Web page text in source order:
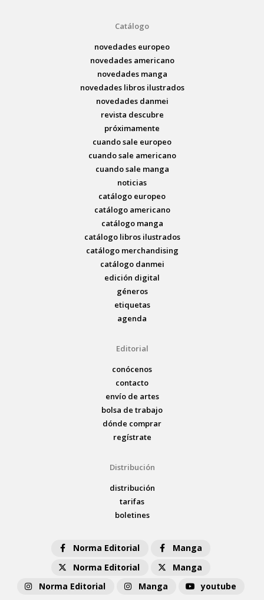
Catálogo
novedades europeo
novedades americano
novedades manga
novedades libros ilustrados
novedades danmei
revista descubre
próximamente
cuando sale europeo
cuando sale americano
cuando sale manga
noticias
catálogo europeo
catálogo americano
catálogo manga
catálogo libros ilustrados
catálogo merchandising
catálogo danmei
edición digital
géneros
etiquetas
agenda
Editorial
conócenos
contacto
envío de artes
bolsa de trabajo
dónde comprar
regístrate
Distribución
distribución
tarifas
boletines
Norma Editorial
Manga
Norma Editorial
Manga
Norma Editorial
Manga youtube